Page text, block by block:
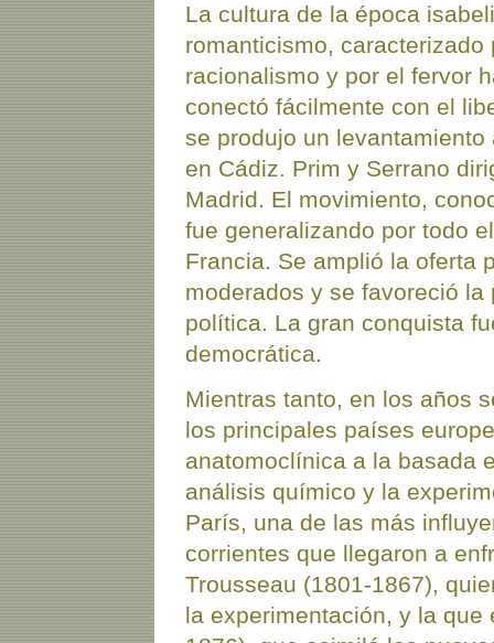
La cultura de la época
romanticismo,
racionalismo y por el fervor
conectó fácilmente con el
se produjo un levantamiento
en Cádiz. Prim y Serrano
Madrid. El movimiento,
fue generalizando por todo
Francia. Se amplió la oferta
moderados y se favoreció
política. La gran conquista
democrática.
Mientras tanto, en los años
los principales países
anatomoclínica a la basada
análisis químico y la
París, una de las más
corrientes que llegaron a
Trousseau (1801-1867),
la experimentación, y la que